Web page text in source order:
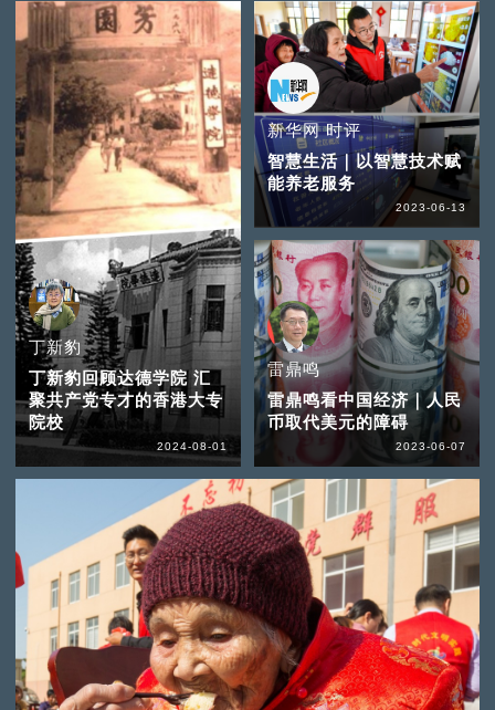
丁新豹
丁新豹回顾达德学院 汇
聚共产党专才的香港大专
院校
2024-08-01
新华网 时评
智慧生活｜以智慧技术赋
能养老服务
2023-06-13
雷鼎鸣
雷鼎鸣看中国经济｜人民
币取代美元的障碍
2023-06-07